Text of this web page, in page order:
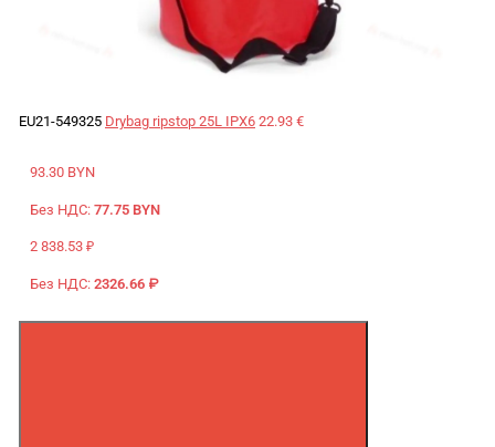
EU21-549325 Drybag ripstop 25L IPX6 22.93 €
93.30 BYN
Без НДС: 77.75 BYN
2 838.53 ₽
Без НДС: 2326.66 ₽